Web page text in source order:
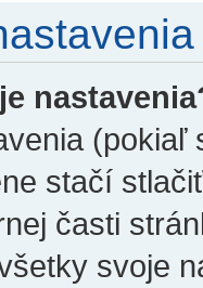
stačí
časti
svoje